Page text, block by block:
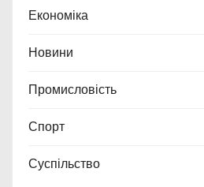
Економіка
Новини
Промисловість
Спорт
Суспільство